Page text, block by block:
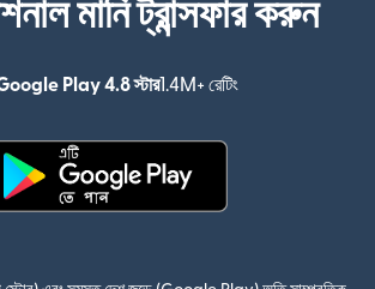
মানি ট্রান্সফার করুন
Play 4.8 স্টার1.4M+ রেটিং